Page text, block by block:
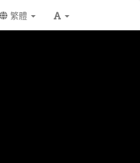
繁體